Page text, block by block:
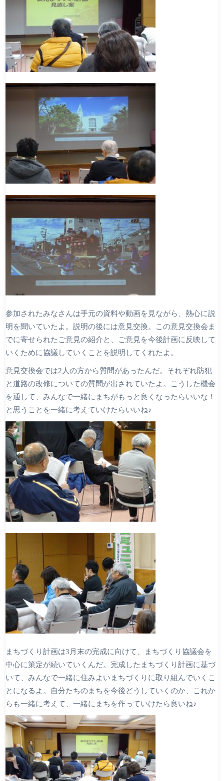
参加されたみなさんは手元の資料や動画を見ながら、熱心に説
明を聞いていたよ。説明の後には意見交換。この意見交換会ま
でに寄せられたご意見の紹介と、ご意見を今後計画に反映して
いくために協議していくことを説明してくれたよ。
意見交換会では2人の方から質問があったんだ。それぞれ防犯
と道路の改修についての質問が出されていたよ。こうした機会
を通して、みんなで一緒にまちがもっと良くなったらいいな！
と思うことを一緒に考えていけたらいいね♪
まちづくり計画は3月末の完成に向けて、まちづくり協議会を
中心に策定が続いていくんだ。完成したまちづくり計画に基づ
いて、みんなで一緒に住みよいまちづくりに取り組んでいくこ
とになるよ。自分たちのまちを今後どうしていくのか、これか
らも一緒に考えて、一緒にまちを作っていけたら良いね♪